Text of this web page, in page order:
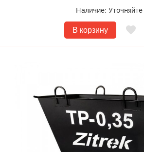
Наличие: Уточняйте
В корзину